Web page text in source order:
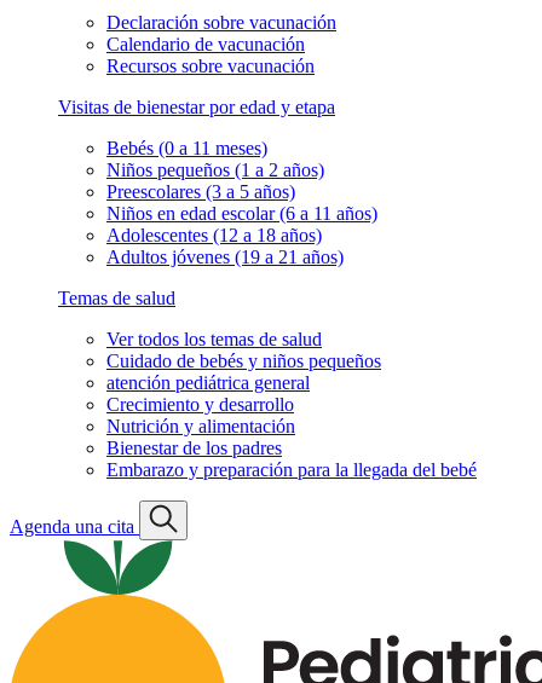
Declaración sobre vacunación
Calendario de vacunación
Recursos sobre vacunación
Visitas de bienestar por edad y etapa
Bebés (0 a 11 meses)
Niños pequeños (1 a 2 años)
Preescolares (3 a 5 años)
Niños en edad escolar (6 a 11 años)
Adolescentes (12 a 18 años)
Adultos jóvenes (19 a 21 años)
Temas de salud
Ver todos los temas de salud
Cuidado de bebés y niños pequeños
atención pediátrica general
Crecimiento y desarrollo
Nutrición y alimentación
Bienestar de los padres
Embarazo y preparación para la llegada del bebé
Agenda una cita